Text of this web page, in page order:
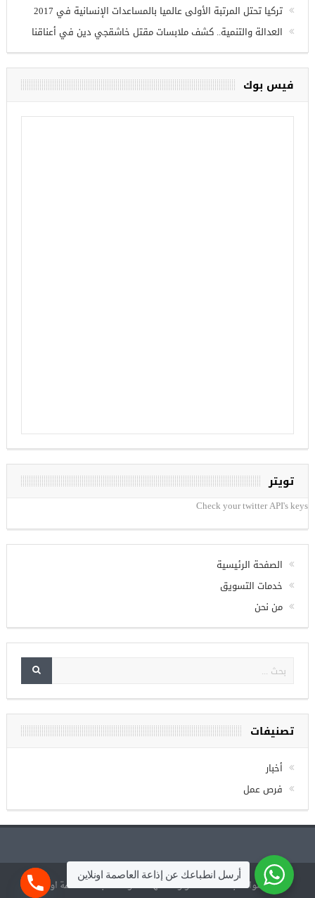
تركيا تحتل المرتبة الأولى عالميا بالمساعدات الإنسانية في 2017
العدالة والتنمية.. كشف ملابسات مقتل خاشقجي دين في أعناقنا
فيس بوك
تويتر
Check your twitter API's keys
الصفحة الرئيسية
خدمات التسويق
من نحن
تصنيفات
أخبار
فرص عمل
جميع مواد شبكة العاصمة و وسائطها محفوظة لشبكة العاصمة اونلاين
أرسل انطباعك عن إذاعة العاصمة اونلاين